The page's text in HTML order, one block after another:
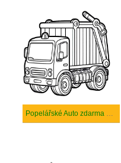
Popelářské Auto zdarma prostý tisknutelné